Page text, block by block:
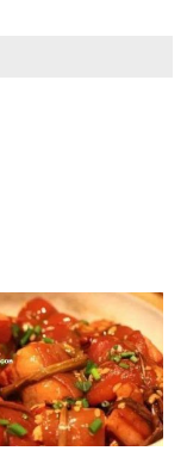
今已有数百
鱼丸、肉丸、
用鱼肉剁茸,
料汆制；肉丸
调味料,酥炸
而成。鱼丸滑